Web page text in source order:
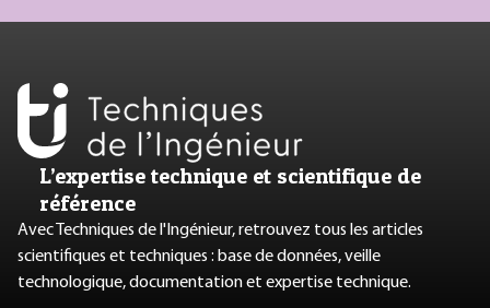
L’expertise technique et scientifique de
référence
Avec Techniques de l'Ingénieur, retrouvez tous les articles
scientifiques et techniques : base de données, veille
technologique, documentation et expertise technique.